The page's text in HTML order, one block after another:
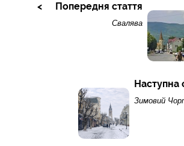
Попередня стаття
Свалява
Наступна
Зимовий